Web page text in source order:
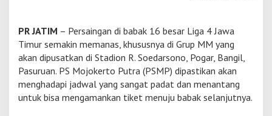
t
a
d
i
B
b
PR JATIM – Persaingan di babak 16 besar Liga 4 Jawa
Timur semakin memanas, khususnya di Grup MM yang
akan dipusatkan di Stadion R. Soedarsono, Pogar, Bangil,
Pasuruan. PS Mojokerto Putra (PSMP) dipastikan akan
menghadapi jadwal yang sangat padat dan menantang
untuk bisa mengamankan tiket menuju babak selanjutnya.